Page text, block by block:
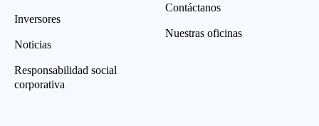
Inversores
Noticias
Responsabilidad social
corporativa
Contáctanos
Nuestras oficinas